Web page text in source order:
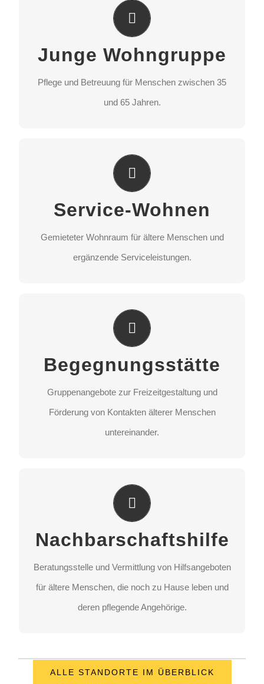
Junge Wohngruppe
Pflege und Betreuung für Menschen zwischen 35
und 65 Jahren.
Junge Wohngruppe
Pflege und Betreuung für Menschen zwischen 35
und 65 Jahren.
STANDORT AUSWÄHLEN
Service-Wohnen
Gemieteter Wohnraum für ältere Menschen und
ergänzende Serviceleistungen.
Service-Wohnen
Gemieteter Wohnraum für ältere Menschen und
ergänzende Serviceleistungen.
STANDORT AUSWÄHLEN
Begegnungsstätte
Gruppenangebote zur Freizeitgestaltung und
Förderung von Kontakten älterer Menschen
untereinander.
Begegnungsstätte
Gruppenangebote zur Freizeitgestaltung und
Förderung von Kontakten älterer Menschen
STANDORT AUSWÄHLEN
Nachbarschaftshilfe
Beratungsstelle und Vermittlung von Hilfsangeboten
für ältere Menschen, die noch zu Hause leben und
deren pflegende Angehörige.
Nachbarschaftshilfe
Beratungsstelle und Vermittlung von Hilfsangeboten
für ältere Menschen, die noch zu Hause leben und
STANDORT AUSWÄHLEN
ALLE STANDORTE IM ÜBERBLICK